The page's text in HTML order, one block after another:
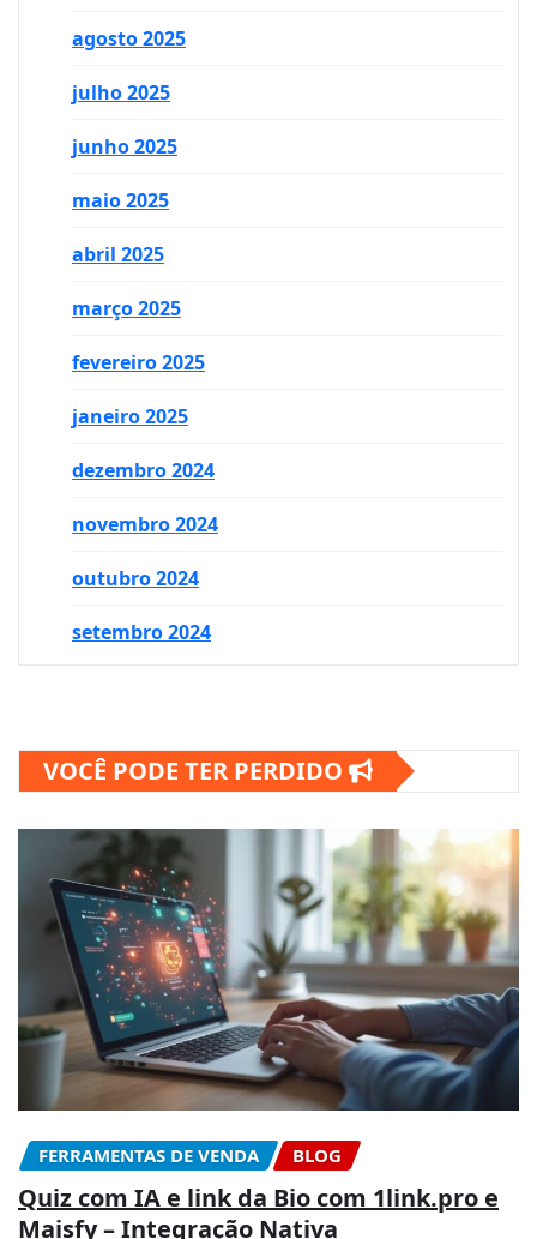
agosto 2025
julho 2025
junho 2025
maio 2025
abril 2025
março 2025
fevereiro 2025
janeiro 2025
dezembro 2024
novembro 2024
outubro 2024
setembro 2024
VOCÊ PODE TER PERDIDO
FERRAMENTAS DE VENDA BLOG
Quiz com IA e link da Bio com 1link.pro e
Maisfy – Integração Nativa